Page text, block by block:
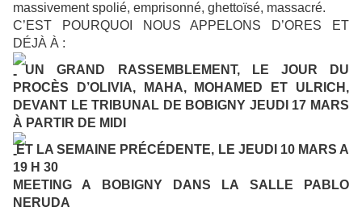
massivement spolié, emprisonné, ghettoïsé, massacré.
C’EST POURQUOI NOUS APPELONS D’ORES ET
DÉJÀ À :
UN GRAND RASSEMBLEMENT, LE JOUR DU
PROCÈS D’OLIVIA, MAHA, MOHAMED ET ULRICH,
DEVANT LE TRIBUNAL DE BOBIGNY JEUDI 17 MARS
À PARTIR DE MIDI
ET LA SEMAINE PRÉCÉDENTE, LE JEUDI 10 MARS A
19 H 30
MEETING A BOBIGNY DANS LA SALLE PABLO
NERUDA